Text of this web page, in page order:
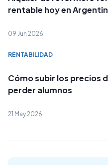
rentable hoy en
09 Jun 2026
RENTABILIDAD
Cómo subir los precios
perder alumnos
21 May 2026